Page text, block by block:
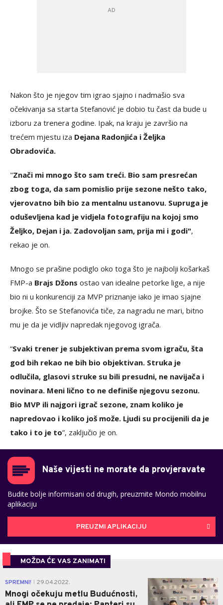
Nakon što je njegov tim igrao sjajno i nadmašio sva
očekivanja sa starta Stefanović je dobio tu čast da bude u
izboru za trenera godine. Ipak, na kraju je završio na
trećem mjestu iza Dejana Radonjića i Željka
Obradovića.
"Znači mi mnogo što sam treći. Bio sam presrećan
zbog toga, da sam pomislio prije sezone nešto tako,
vjerovatno bih bio za mentalnu ustanovu. Supruga je
oduševljena kad je vidjela fotografiju na kojoj smo
Željko, Dejan i ja. Zadovoljan sam, prija mi i godi",
rekao je on.
Mnogo se prašine podiglo oko toga što je najbolji košarkaš
FMP-a Brajs Džons ostao van idealne petorke lige, a nije
bio ni u konkurenciji za MVP priznanje iako je imao sjajne
brojke. Što se Stefanovića tiče, za nagradu ne mari, bitno
mu je da je vidljiv napredak njegovog igrača.
“Svaki trener je subjektivan prema svom igraču, šta
god bih rekao ne bih bio objektivan. Struka je
odlučila, glasovi struke su bili presudni, ne navijača i
novinara. Meni lično to ne definiše njegovu sezonu.
Bio MVP ili najgori igrač sezone, znam koliko je
napredovao i koliko još može. Ljudi su procijenili da je
tako i to je to”, zaključio je on.
Naše vijesti ne morate da provjeravate
Budite bolje informisani od drugih, preuzmite Mondo mobilnu
aplikaciju
PREUZMI APLIKACIJU
MOŽDA ĆE VAS ZANIMATI
SPREMNI! 29.04.2022.
Mnogi očekuju metlu Budućnosti,
0